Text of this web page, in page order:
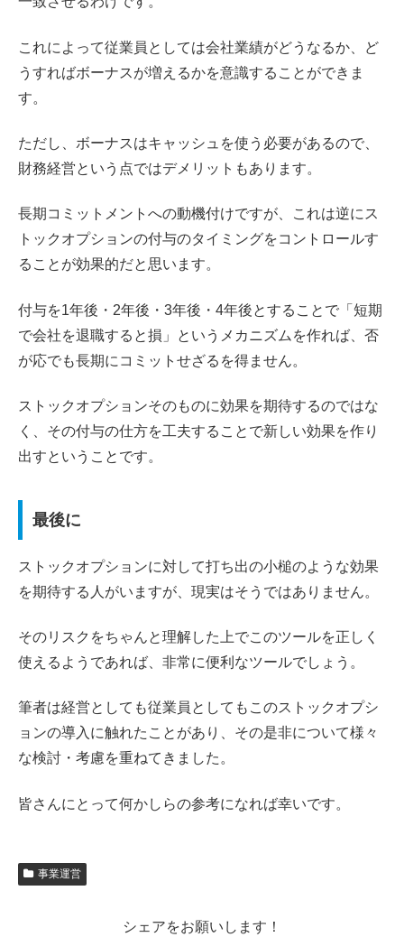
これによって従業員としては会社業績がどうなるか、ど
うすればボーナスが増えるかを意識することができま
す。
ただし、ボーナスはキャッシュを使う必要があるので、
財務経営という点ではデメリットもあります。
長期コミットメントへの動機付けですが、これは逆にス
トックオプションの付与のタイミングをコントロールす
ることが効果的だと思います。
付与を1年後・2年後・3年後・4年後とすることで「短期
で会社を退職すると損」というメカニズムを作れば、否
が応でも長期にコミットせざるを得ません。
ストックオプションそのものに効果を期待するのではな
く、その付与の仕方を工夫することで新しい効果を作り
出すということです。
最後に
ストックオプションに対して打ち出の小槌のような効果
を期待する人がいますが、現実はそうではありません。
そのリスクをちゃんと理解した上でこのツールを正しく
使えるようであれば、非常に便利なツールでしょう。
筆者は経営としても従業員としてもこのストックオプシ
ョンの導入に触れたことがあり、その是非について様々
な検討・考慮を重ねてきました。
皆さんにとって何かしらの参考になれば幸いです。
事業運営
シェアをお願いします！